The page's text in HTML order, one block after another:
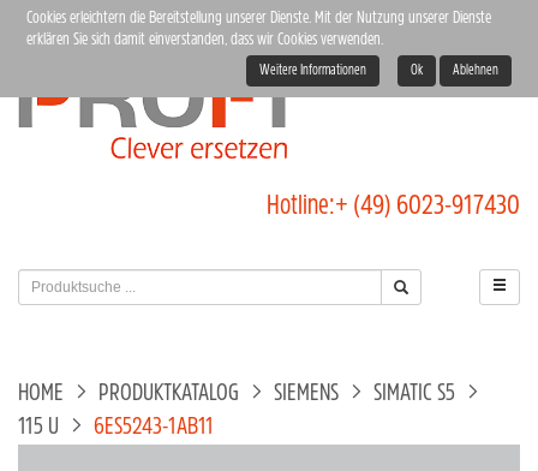
Hotline:+ (49) 6023-917430
HOME PRODUKTKATALOG SIEMENS
SIMATIC S5
115 U
6ES5243-1AB11
Cookies erleichtern die Bereitstellung unserer Dienste. Mit der Nutzung unserer Dienste
erklären Sie sich damit einverstanden, dass wir Cookies verwenden.
Weitere Informationen Ok Ablehnen